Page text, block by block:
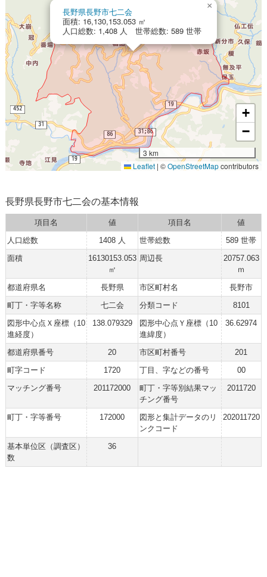
長野県長野市七二会
面積: 16,130,153.053 ㎡
人口総数: 1,408 人 世帯総数: 589 世帯
×
+
−
3 km
Leaflet | ©OpenStreetMapcontributors
長野県長野市七二会の基本情報
項目名 値 項目名
値
人口総数
1408 人 世帯総数
589 世帯
面積
16130153.053
㎡
周辺長
20757.063
ｍ
都道府県名
長野県 市区町村名
長野市
町丁・字等名称
七二会 分類コード
8101
図形中心点Ｘ座標（10
進経度）
138.079329
図形中心点Ｙ座標（10
進緯度）
36.62974
都道府県番号 20 市区町村番号
201
町字コード
1720 丁目、字などの番号
00
マッチング番号
201172000
町丁・字等別結果マッ
チング番号
2011720
町丁・字等番号 172000
図形と集計データのリ
ンクコード
202011720
基本単位区（調査区）
数
36